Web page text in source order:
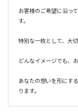
お客様のご希望に沿っ
す。
特別な一枚として、大
どんなイメージでも、
あなたの想いを形にす
ります。